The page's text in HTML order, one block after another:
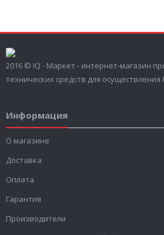
2016 © IQ - Маркет - интернет-магазин
технических средств для осуществления
Информация
О магазине
Доставка
Оплата
Гарантия
Производители